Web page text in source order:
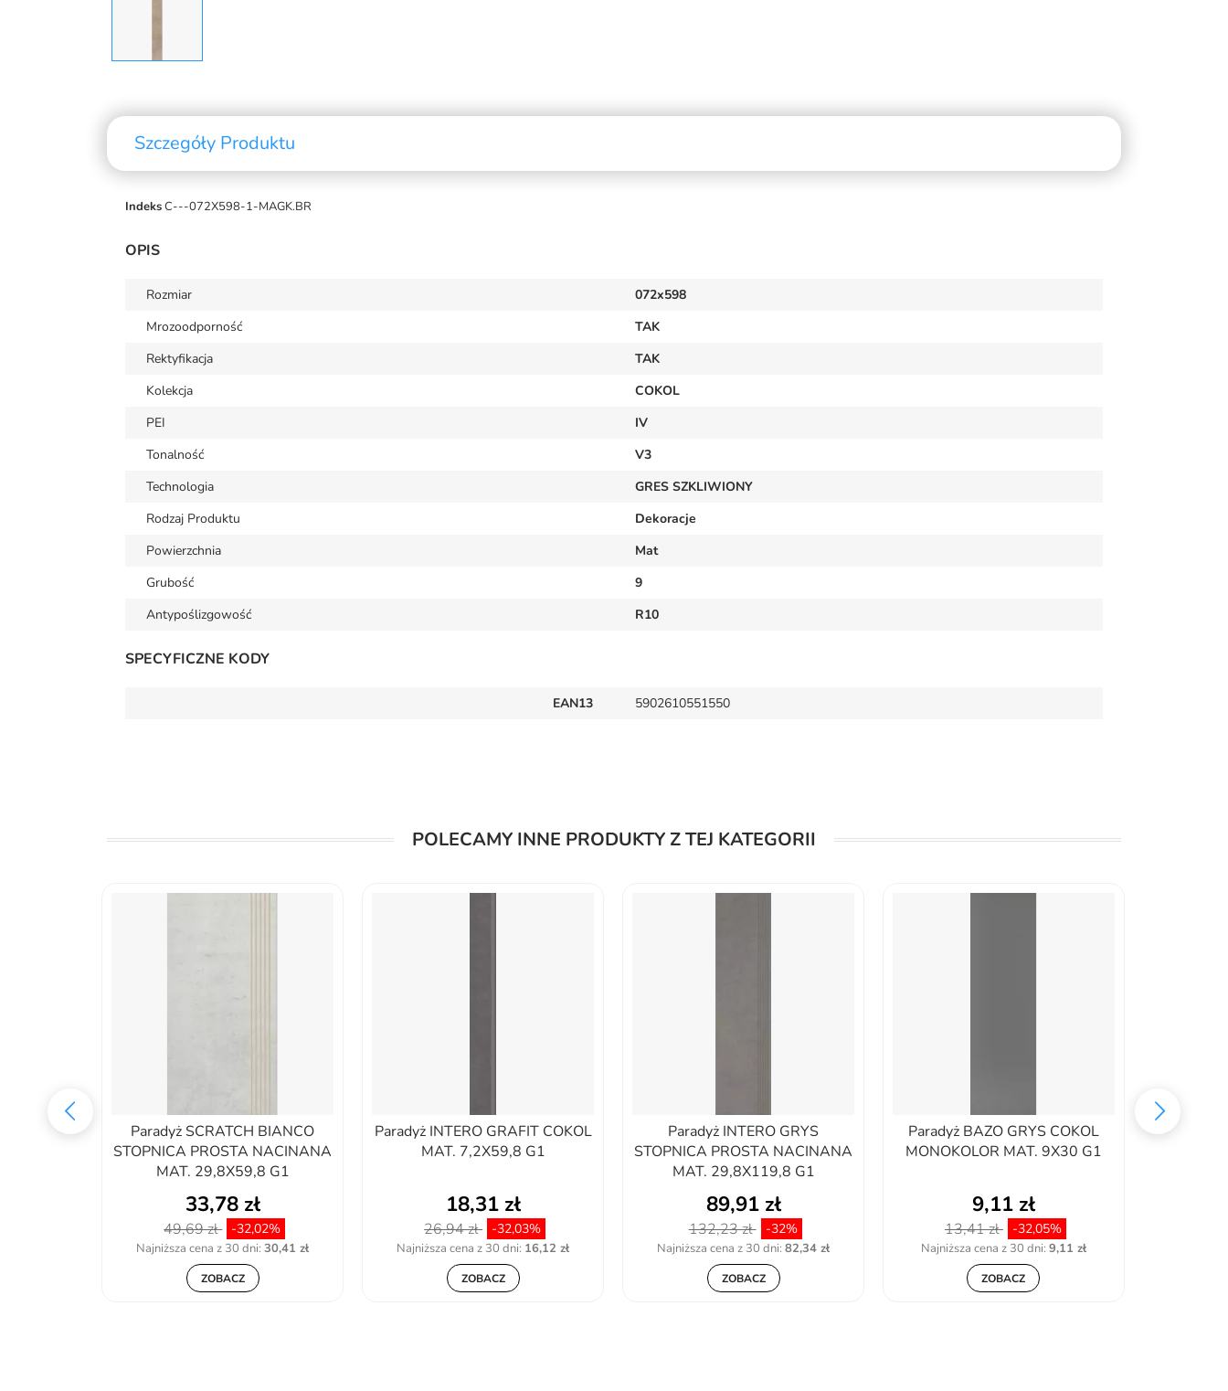
Szczegóły Produktu
IndeksC---072X598-1-MAGK.BR
OPIS
Rozmiar
072x598
Mrozoodporność
TAK
Rektyfikacja
TAK
Kolekcja
COKOL
PEI
IV
Tonalność
V3
Technologia
GRES SZKLIWIONY
Rodzaj Produktu
Dekoracje
Powierzchnia
Mat
Grubość
9
Antypoślizgowość
R10
SPECYFICZNE KODY
EAN13 5902610551550
POLECAMY INNE PRODUKTY Z TEJ KATEGORII
Paradyż SCRATCH BIANCO
STOPNICA PROSTA NACINANA
MAT. 29,8X59,8 G1
33,78 zł
49,69 zł -32,02%
Najniższa cena z 30 dni:30,41 zł
ZOBACZ
Paradyż INTERO GRAFIT COKOL
MAT. 7,2X59,8 G1
18,31 zł
26,94 zł -32,03%
Najniższa cena z 30 dni: 16,12 zł
ZOBACZ
Paradyż INTERO GRYS
STOPNICA PROSTA NACINANA
MAT. 29,8X119,8 G1
89,91 zł
132,23 zł -32%
Najniższa cena z 30 dni:82,34 zł
ZOBACZ
Paradyż BAZO GRYS COKOL
MONOKOLOR MAT. 9X30 G1
9,11 zł
13,41 zł -32,05%
Najniższa cena z 30 dni: 9,11 zł
ZOBACZ